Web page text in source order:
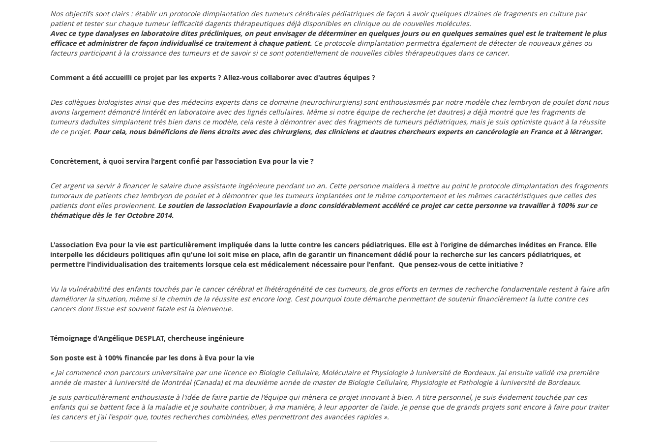
Nos objectifs sont clairs : établir un protocole dimplantation des tumeurs cérébrales pédiatriques de façon à avoir quelques dizaines de fragments en culture par
patient et tester sur chaque tumeur lefficacité dagents thérapeutiques déjà disponibles en clinique ou de nouvelles molécules.
Avec ce type danalyses en laboratoire dites précliniques, on peut envisager de déterminer en quelques jours ou en quelques semaines quel est le traitement le plus
efficace et administrer de façon individualisé ce traitement à chaque patient. Ce protocole dimplantation permettra également de détecter de nouveaux gènes ou
facteurs participant à la croissance des tumeurs et de savoir si ce sont potentiellement de nouvelles cibles thérapeutiques dans ce cancer.
Comment a été accueilli ce projet par les experts ? Allez-vous collaborer avec d'autres équipes ?
Des collègues biologistes ainsi que des médecins experts dans ce domaine (neurochirurgiens) sont enthousiasmés par notre modèle chez lembryon de poulet dont nous
avons largement démontré lintérêt en laboratoire avec des lignés cellulaires. Même si notre équipe de recherche (et dautres) a déjà montré que les fragments de
tumeurs dadultes simplantent très bien dans ce modèle, cela reste à démontrer avec des fragments de tumeurs pédiatriques, mais je suis optimiste quant à la réussite
de ce projet. Pour cela, nous bénéficions de liens étroits avec des chirurgiens, des cliniciens et dautres chercheurs experts en cancérologie en France et à létranger.
Concrètement, à quoi servira l'argent confié par l'association Eva pour la vie ?
Cet argent va servir à financer le salaire dune assistante ingénieure pendant un an. Cette personne maidera à mettre au point le protocole dimplantation des fragments
tumoraux de patients chez lembryon de poulet et à démontrer que les tumeurs implantées ont le même comportement et les mêmes caractéristiques que celles des
patients dont elles proviennent. Le soutien de lassociation Evapourlavie a donc considérablement accéléré ce projet car cette personne va travailler à 100% sur ce
thématique dès le 1er Octobre 2014.
L'association Eva pour la vie est particulièrement impliquée dans la lutte contre les cancers pédiatriques. Elle est à l'origine de démarches inédites en France. Elle
interpelle les décideurs politiques afin qu'une loi soit mise en place, afin de garantir un financement dédié pour la recherche sur les cancers pédiatriques, et
permettre l'individualisation des traitements lorsque cela est médicalement nécessaire pour l'enfant. Que pensez-vous de cette initiative ?
Vu la vulnérabilité des enfants touchés par le cancer cérébral et lhétérogénéité de ces tumeurs, de gros efforts en termes de recherche fondamentale restent à faire afin
daméliorer la situation, même si le chemin de la réussite est encore long. Cest pourquoi toute démarche permettant de soutenir financièrement la lutte contre ces
cancers dont lissue est souvent fatale est la bienvenue.
Témoignage d'Angélique DESPLAT, chercheuse ingénieure
Son poste est à 100% financée par les dons à Eva pour la vie
« Jai commencé mon parcours universitaire par une licence en Biologie Cellulaire, Moléculaire et Physiologie à luniversité de Bordeaux. Jai ensuite validé ma première
année de master à luniversité de Montréal (Canada) et ma deuxième année de master de Biologie Cellulaire, Physiologie et Pathologie à luniversité de Bordeaux.
Je suis particulièrement enthousiaste à l'idée de faire partie de l'équipe qui mènera ce projet innovant à bien. A titre personnel, je suis évidement touchée par ces
enfants qui se battent face à la maladie et je souhaite contribuer, à ma manière, à leur apporter de l'aide. Je pense que de grands projets sont encore à faire pour traiter
les cancers et j'ai l'espoir que, toutes recherches combinées, elles permettront des avancées rapides ».